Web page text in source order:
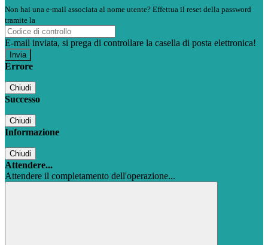
Non hai una e-mail associata al nome utente? Effettua il reset della password
tramite la
E-mail inviata, si prega di controllare la casella di posta elettronica!
Errore
Chiudi
Successo
Chiudi
Informazione
Chiudi
Attendere...
Attendere il completamento dell'operazione...